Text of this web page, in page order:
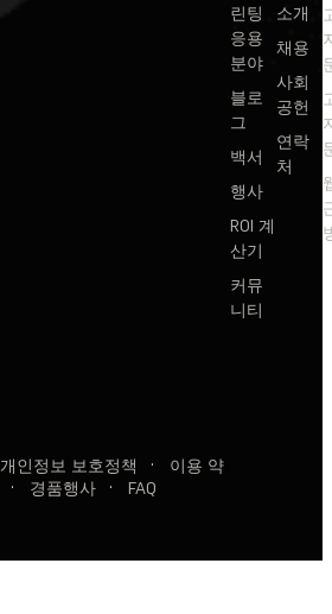
린팅
응용
분야
블로
그
백서
행사
ROI 계
산기
커뮤
니티
소개
채용
사회
공헌
연락
처
개인정보 보호정책 ·
이용 약
· 경품행사 · FAQ